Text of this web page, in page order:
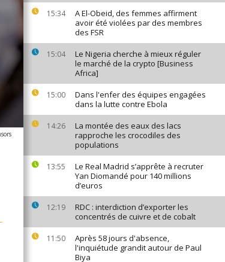
15:34
A El-Obeid, des femmes affirment
avoir été violées par des membres
des FSR
15:04
Le Nigeria cherche à mieux réguler
le marché de la crypto [Business
Africa]
15:00
Dans l'enfer des équipes engagées
dans la lutte contre Ebola
14:26
La montée des eaux des lacs
rapproche les crocodiles des
populations
13:55
Le Real Madrid s’apprête à recruter
Yan Diomandé pour 140 millions
d’euros
12:19
RDC : interdiction d’exporter les
concentrés de cuivre et de cobalt
11:50
Après 58 jours d'absence,
l'inquiétude grandit autour de Paul
Biya